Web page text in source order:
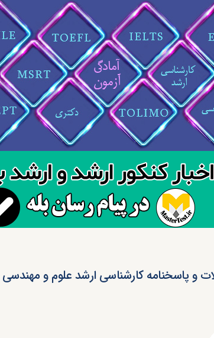
و پاسخنامه کارشناسی ارشد علوم و مهندسی